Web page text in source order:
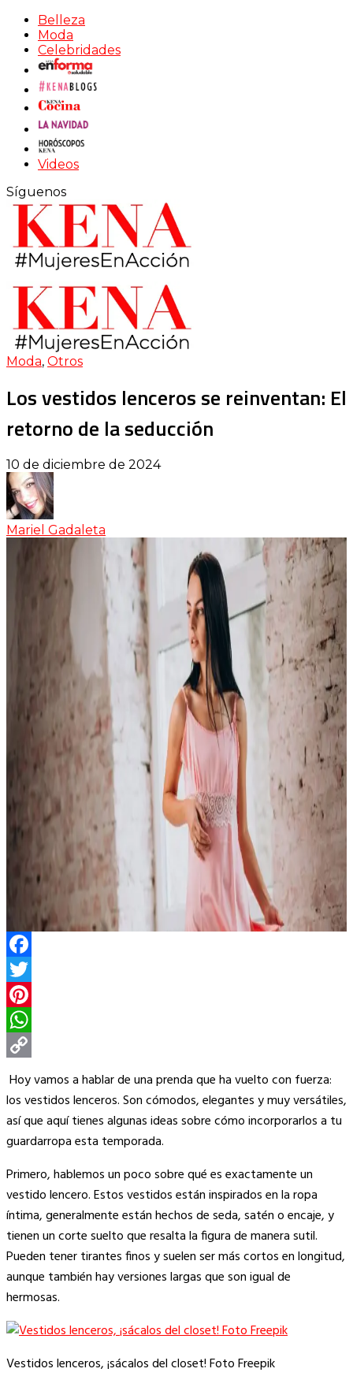
Belleza
Moda
Celebridades
Videos
Síguenos
Moda, Otros
Los vestidos lenceros se reinventan: El
retorno de la seducción
10 de diciembre de 2024
Mariel Gadaleta
Facebook
Twitter
Pinterest
WhatsApp
Copy
Link
Hoy vamos a hablar de una prenda que ha vuelto con fuerza:
los vestidos lenceros. Son cómodos, elegantes y muy versátiles,
así que aquí tienes algunas ideas sobre cómo incorporarlos a tu
guardarropa esta temporada.
Primero, hablemos un poco sobre qué es exactamente un
vestido lencero. Estos vestidos están inspirados en la ropa
íntima, generalmente están hechos de seda, satén o encaje, y
tienen un corte suelto que resalta la figura de manera sutil.
Pueden tener tirantes finos y suelen ser más cortos en longitud,
aunque también hay versiones largas que son igual de
hermosas.
Vestidos lenceros, ¡sácalos del closet! Foto Freepik